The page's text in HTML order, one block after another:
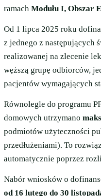
ramach Modułu I, Obszar E
Od 1 lipca 2025 roku
z jednego z następujących
realizowanej na zlecenie
węższą grupę odbiorców,
pacjentów wymagających
Równolegle do programu
domowych utrzymano
podmiotów użyteczności
przedłużeniami). To
automatycznie poprzez
Nabór wniosków o
od 16 lutego do 30